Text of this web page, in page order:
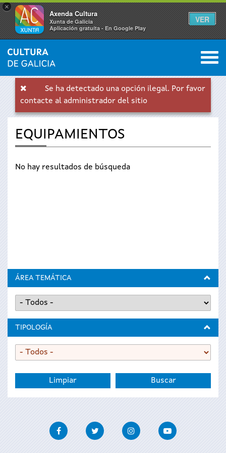
×
Axenda Cultura
Xunta de Galicia
Aplicación gratuíta - En Google Play
VER
Se
encuentra
aquí
INICIO 0
Mensaje
de
error
Se ha detectado una opción ilegal. Por favor
contacte al administrador del sitio
EQUIPAMIENTOS
No hay resultados de búsqueda
ÁREA TEMÁTICA
TIPOLOGÍA
FacebookTwitter InstagramYoutube